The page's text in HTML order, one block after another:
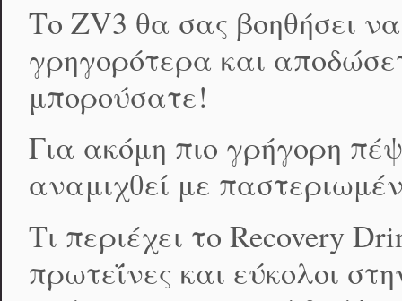
Το ZV3 θα σας βοηθήσει
γρηγορότερα και
μπορούσατε!
Για ακόμη πιο γρήγορη
αναμιχθεί με
Τι περιέχει το Recovery
πρωτεΐνες και εύκολοι